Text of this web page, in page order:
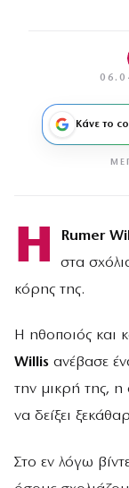
Κάνε το
Η Rumer
στα
κόρης της.
Η ηθοποιός και
Willis ανέβασε
την μικρή της, η
να δείξει
Στο εν λόγω